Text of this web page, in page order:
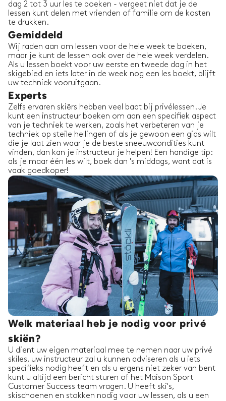
dag 2 tot 3 uur les te boeken - vergeet niet dat je de
lessen kunt delen met vrienden of familie om de kosten
te drukken.
Gemiddeld
Wij raden aan om lessen voor de hele week te boeken,
maar je kunt de lessen ook over de hele week verdelen.
Als u lessen boekt voor uw eerste en tweede dag in het
skigebied en iets later in de week nog een les boekt, blijft
uw techniek vooruitgaan.
Experts
Zelfs ervaren skiërs hebben veel baat bij privélessen. Je
kunt een instructeur boeken om aan een specifiek aspect
van je techniek te werken, zoals het verbeteren van je
techniek op steile hellingen of als je gewoon een gids wilt
die je laat zien waar je de beste sneeuwcondities kunt
vinden, dan kan je instructeur je helpen! Een handige tip:
als je maar één les wilt, boek dan 's middags, want dat is
vaak goedkoper!
Welk materiaal heb je nodig voor privé
skiën?
U dient uw eigen materiaal mee te nemen naar uw privé
skiles, uw instructeur zal u kunnen adviseren als u iets
specifieks nodig heeft en als u ergens niet zeker van bent
kunt u altijd een bericht sturen of het Maison Sport
Customer Success team vragen. U heeft ski's,
skischoenen en stokken nodig voor uw lessen, als u een